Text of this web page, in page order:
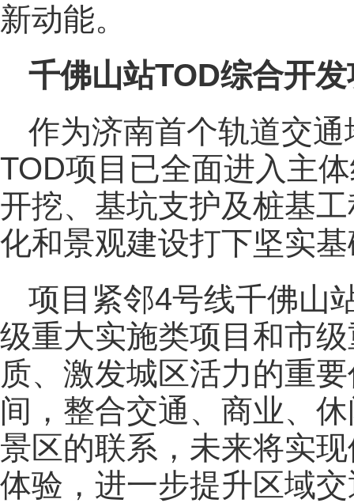
新动能。
千佛山站TOD综合开
作为济南首个轨道交
TOD项目已全面进入主
开挖、基坑支护及桩基
化和景观建设打下坚实
项目紧邻4号线千佛山
级重大实施类项目和市
质、激发城区活力的重
间，整合交通、商业、
景区的联系，未来将实
体验，进一步提升区域